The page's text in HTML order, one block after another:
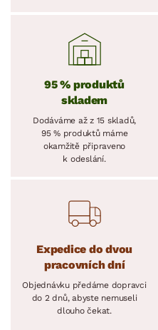
95 % produktů
skladem
Dodáváme až z 15 skladů,
95 % produktů máme
okamžitě připraveno
k odeslání.
Expedice do dvou
pracovních dní
Objednávku předáme dopravci
do 2 dnů, abyste nemuseli
dlouho čekat.